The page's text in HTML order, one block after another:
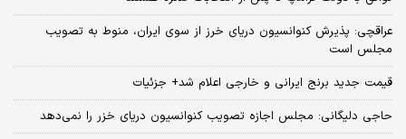
عراقچی: پذیرش کنوانسیون دریای خرز از سوی ایران، منوط به تصویب
مجلس است
قیمت جدید برنج ایرانی و خارجی اعلام شد+ جزئیات
حاجی دلیگانی: مجلس اجازه تصویب کنوانسیون دریای خزر را نمی‌دهد